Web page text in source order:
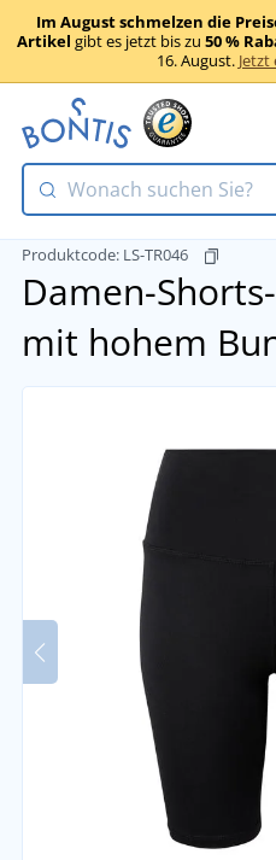
Im August schmelzen die
Artikel gibt es jetzt bis zu 50 %
16. August.
Produktcode: LS-TR046
Damen-
mit hohem